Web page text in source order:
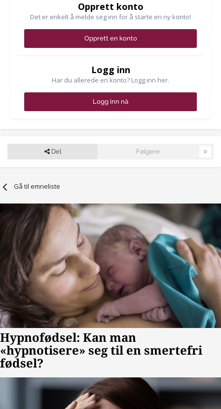
Opprett konto
Det er enkelt å melde seg inn for å starte en ny konto!
Opprett en konto
Logg inn
Har du allerede en konto? Logg inn her.
Logg inn nå
Del Følgere 0
Gå til emneliste